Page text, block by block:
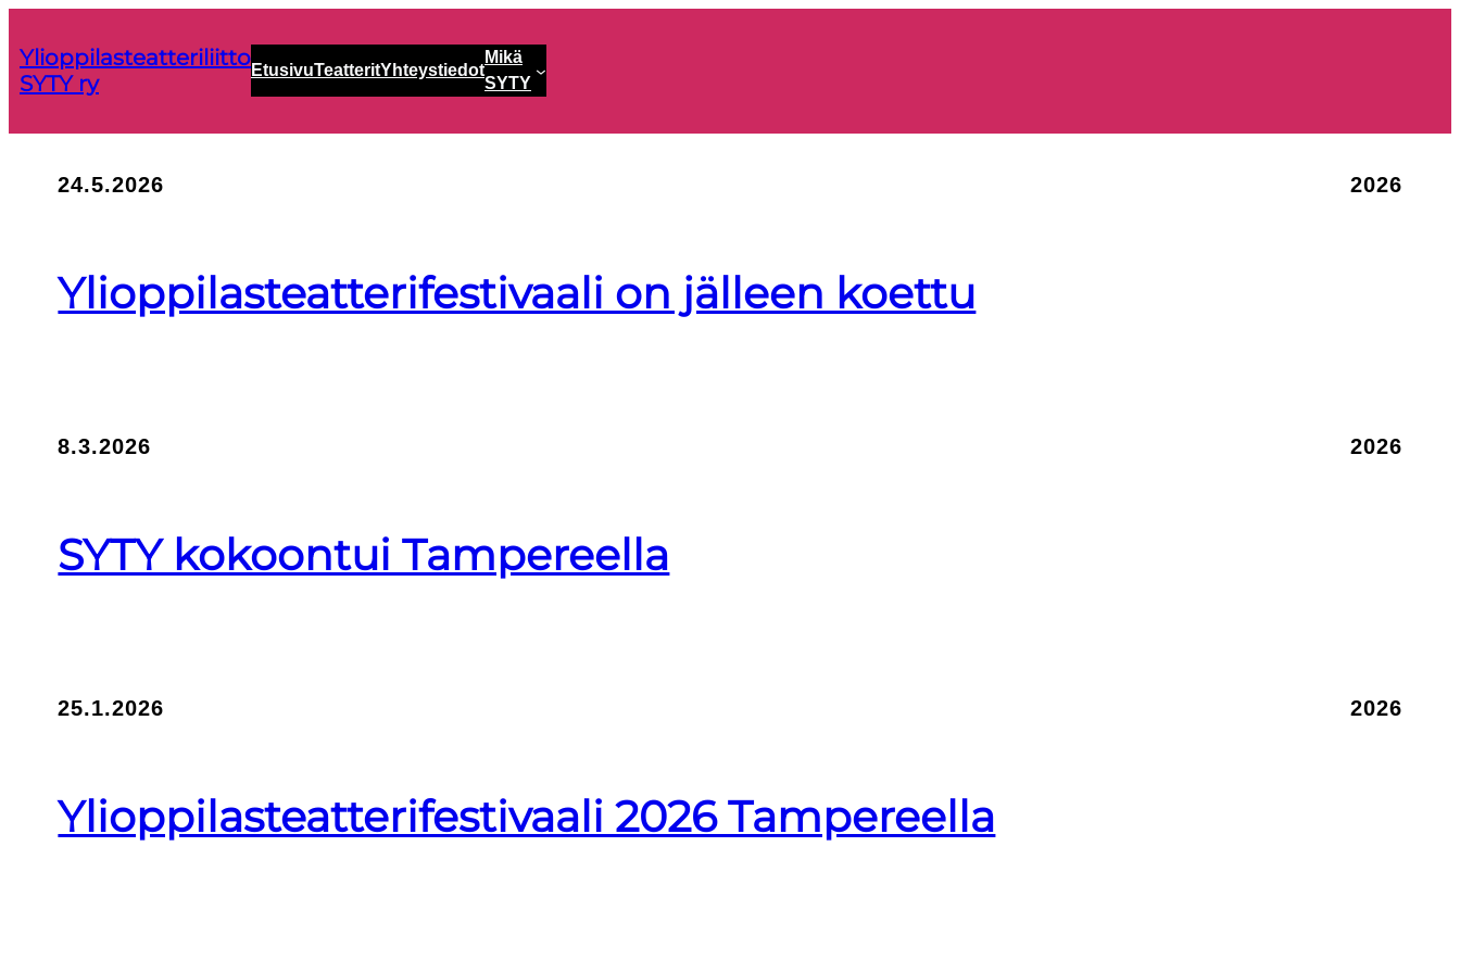
Ylioppilasteatteriliitto
SYTY ry
EtusivuTeatteritYhteystiedot
Mikä
SYTY
24.5.2026 2026
Ylioppilasteatterifestivaali on jälleen koettu
8.3.2026 2026
SYTY kokoontui Tampereella
25.1.2026 2026
Ylioppilasteatterifestivaali 2026 Tampereella